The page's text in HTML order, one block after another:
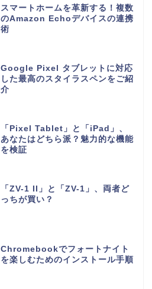
スマートホームを革新する！複数
のAmazon Echoデバイスの連携
術
Google Pixel タブレットに対応
した最高のスタイラスペンをご紹
介
「Pixel Tablet」と「iPad」、
あなたはどちら派？魅力的な機能
を検証
「ZV-1 II」と「ZV-1」、両者ど
っちが買い？
Chromebookでフォートナイト
を楽しむためのインストール手順